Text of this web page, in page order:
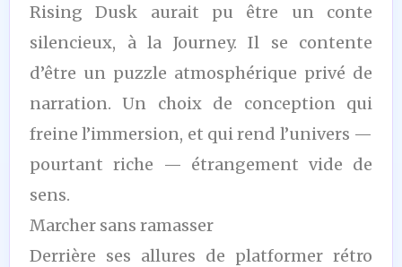
Rising Dusk aurait pu être un conte
silencieux, à la Journey. Il se contente
d’être un puzzle atmosphérique privé de
narration. Un choix de conception qui
freine l’immersion, et qui rend l’univers —
pourtant riche — étrangement vide de
sens.
Marcher sans ramasser
Derrière ses allures de platformer rétro